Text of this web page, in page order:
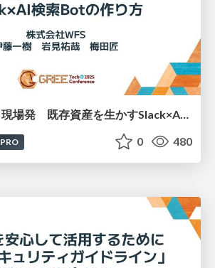
安く・手軽に・現場発 既存資産を生かすSlack×AI検索Botの作り方
PRO 0 480